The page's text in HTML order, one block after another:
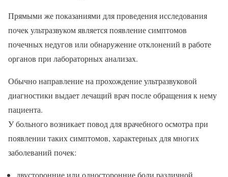
Прямыми же показаниями для проведения исследования
почек ультразвуком является появление симптомов
почечных недугов или обнаружение отклонений в работе
органов при лабораторных анализах.
Обычно направление на прохождение ультразвуковой
диагностики выдает лечащий врач после обращения к нему
пациента.
У больного возникает повод для врачебного осмотра при
появлении таких симптомов, характерных для многих
заболеваний почек:
двусторонние или односторонние боли различной